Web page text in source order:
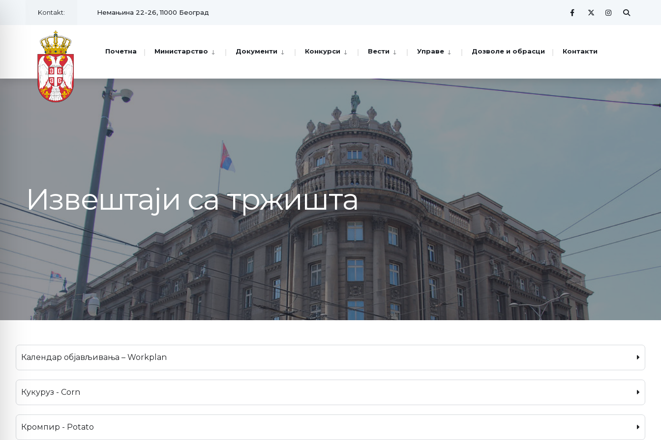
Kontakt: Немањина 22-26, 11000 Београд
Почетна Министарство Документи Конкурси Вести Управе Дозволе и обрасци Контакти
Извештаји са тржишта
Календар објављивања – Workplan
Кукуруз - Corn
Кромпир - Potato